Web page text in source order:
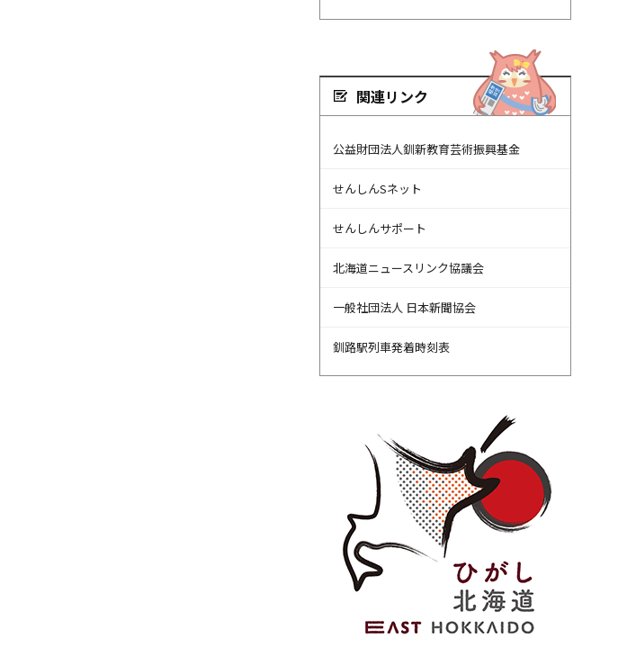
関連リンク
公益財団法人釧新教育芸術振興基金
せんしんSネット
せんしんサポート
北海道ニュースリンク協議会
一般社団法人 日本新聞協会
釧路駅列車発着時刻表